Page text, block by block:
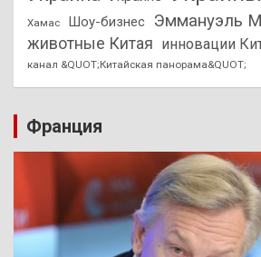
Хамас Шоу-бизнес Эммануэль
животные Китая инновации
канал &QUOT;Китайская панорама&QUOT;
Франция